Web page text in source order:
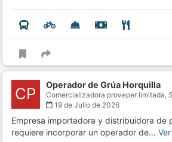
CP Operador de Grúa Horquilla
Comercializadora proveper limitada,
19 de Julio de 2026
Empresa importadora y distribuidora de
requiere incorporar un operador de…